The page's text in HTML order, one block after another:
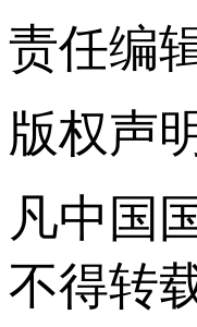
责任编
版权声
凡中国
不得转